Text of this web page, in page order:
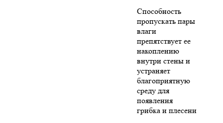
Способность
пропускать пары
влаги
препятствует ее
накоплению
внутри стены и
устраняет
благоприятную
среду для
появления
грибка и плесени